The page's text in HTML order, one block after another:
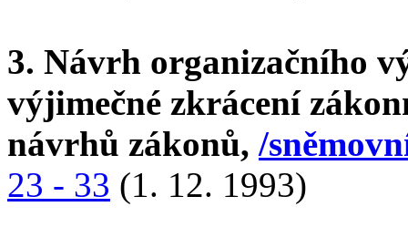
3. Návrh organizačního
výjimečné zkrácení
návrhů zákonů, /
23 - 33 (1. 12. 1993)